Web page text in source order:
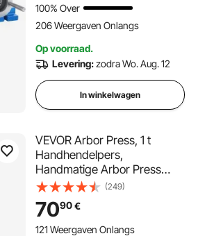
100% Over
206 Weergaven Onlangs
Op voorraad.
Levering:zodra Wo. Aug. 12
In winkelwagen
VEVOR Arbor Press, 1 t
Handhendelpers,
Handmatige Arbor Press
Precisie Handpers, 135 mm
Maximale Hoogte,
Handmatige Tafelponspers
Gemaakt van Gietijzer, voor
(249)
7090€
121 Weergaven Onlangs